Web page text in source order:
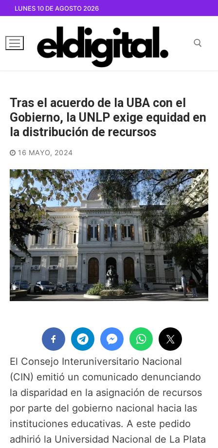
contenido
LUNES 10 DE AGOSTO 2026
Tras el acuerdo de la UBA con el
Gobierno, la UNLP exige equidad en
la distribución de recursos
16 MAYO, 2024
El Consejo Interuniversitario Nacional
(CIN) emitió un comunicado denunciando
la disparidad en la asignación de recursos
por parte del gobierno nacional hacia las
instituciones educativas. A este pedido
adhirió la Universidad Nacional de La Plata